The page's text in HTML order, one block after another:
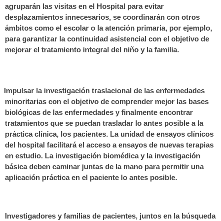
agruparán las visitas en el Hospital para evitar
desplazamientos innecesarios, se coordinarán con otros
ámbitos como el escolar o la atención primaria, por ejemplo,
para garantizar la continuidad asistencial con el objetivo de
mejorar el tratamiento integral del niño y la familia.
Impulsar la investigación traslacional de las enfermedades
minoritarias con el objetivo de comprender mejor las bases
biológicas de las enfermedades y finalmente encontrar
tratamientos que se puedan trasladar lo antes posible a la
práctica clínica, los pacientes. La unidad de ensayos clínicos
del hospital facilitará el acceso a ensayos de nuevas terapias
en estudio. La investigación biomédica y la investigación
básica deben caminar juntas de la mano para permitir una
aplicación práctica en el paciente lo antes posible.
Investigadores y familias de pacientes, juntos en la búsqueda